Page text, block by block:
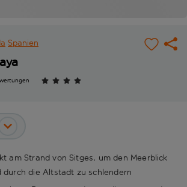
Spanien
am Strand von Sitges, um den Meerblick
durch die Altstadt zu schlendern